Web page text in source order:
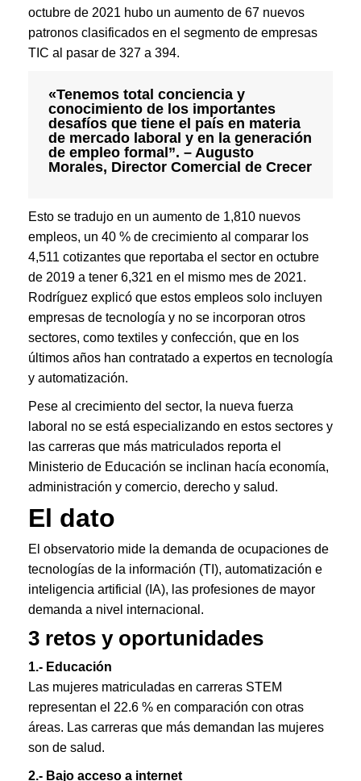
octubre de 2021 hubo un aumento de 67 nuevos
patronos clasificados en el segmento de empresas
TIC al pasar de 327 a 394.
«Tenemos total conciencia y
conocimiento de los importantes
desafíos que tiene el país en materia
de mercado laboral y en la generación
de empleo formal”. – Augusto
Morales, Director Comercial de Crecer
Esto se tradujo en un aumento de 1,810 nuevos
empleos, un 40 % de crecimiento al comparar los
4,511 cotizantes que reportaba el sector en octubre
de 2019 a tener 6,321 en el mismo mes de 2021.
Rodríguez explicó que estos empleos solo incluyen
empresas de tecnología y no se incorporan otros
sectores, como textiles y confección, que en los
últimos años han contratado a expertos en tecnología
y automatización.
Pese al crecimiento del sector, la nueva fuerza
laboral no se está especializando en estos sectores y
las carreras que más matriculados reporta el
Ministerio de Educación se inclinan hacía economía,
administración y comercio, derecho y salud.
El dato
El observatorio mide la demanda de ocupaciones de
tecnologías de la información (TI), automatización e
inteligencia artificial (IA), las profesiones de mayor
demanda a nivel internacional.
3 retos y oportunidades
1.- Educación
Las mujeres matriculadas en carreras STEM
representan el 22.6 % en comparación con otras
áreas. Las carreras que más demandan las mujeres
son de salud.
2.- Bajo acceso a internet